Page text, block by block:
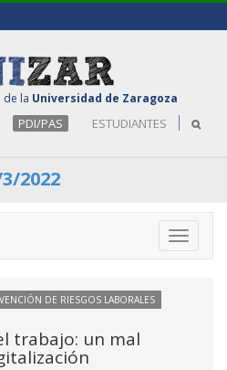
la Universidad de Zaragoza
PDI/PAS ESTUDIANTES
2022
Toggle
DE RIESGOS LABORALES
trabajo: un mal